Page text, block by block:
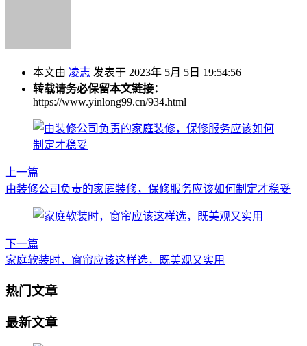
本文由 凌志 发表于 2023年 5月 5日 19:54:56
转载请务必保留本文链接：
https://www.yinlong99.cn/934.html
上一篇
由装修公司负责的家庭装修，保修服务应该如何制定才稳妥
下一篇
家庭软装时，窗帘应该这样选，既美观又实用
热门文章
最新文章